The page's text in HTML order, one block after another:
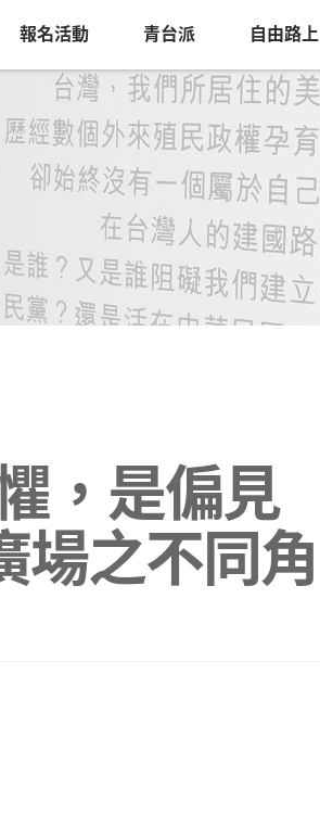
報名活動 青台派 自由路上
，是偏見
場之不同角